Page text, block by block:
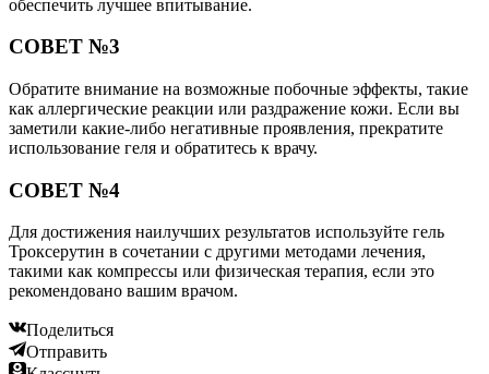
обеспечить лучшее впитывание.
СОВЕТ №3
Обратите внимание на возможные побочные эффекты, такие
как аллергические реакции или раздражение кожи. Если вы
заметили какие-либо негативные проявления, прекратите
использование геля и обратитесь к врачу.
СОВЕТ №4
Для достижения наилучших результатов используйте гель
Троксерутин в сочетании с другими методами лечения,
такими как компрессы или физическая терапия, если это
рекомендовано вашим врачом.
Поделиться
Отправить